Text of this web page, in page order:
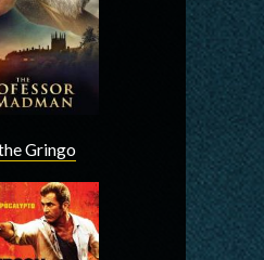
Acteur
Gringo